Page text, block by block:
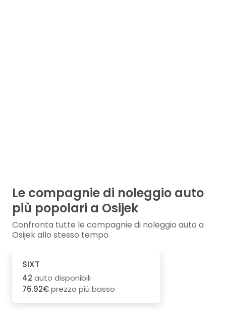
Le compagnie di noleggio auto
più popolari a Osijek
Confronta tutte le compagnie di noleggio auto a
Osijek allo stesso tempo
SIXT
42 auto disponibili
76.92€prezzo più basso